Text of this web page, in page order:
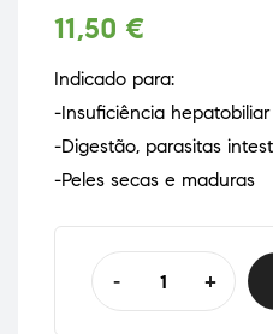
11,50 €
Indicado para:
-Insuficiência hepatobiliar
-Digestão, parasitas
-Peles secas e maduras
- +